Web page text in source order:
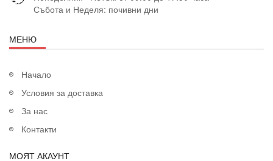
Събота и Неделя: почивни дни
МЕНЮ
Начало
Условия за доставка
За нас
Контакти
МОЯТ АКАУНТ